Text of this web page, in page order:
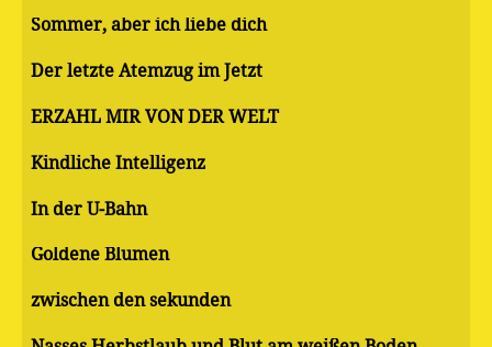
Sommer, aber ich liebe dich
Der letzte Atemzug im Jetzt
ERZÄHL MIR VON DER WELT
Kindliche Intelligenz
In der U-Bahn
Goldene Blumen
zwischen den sekunden